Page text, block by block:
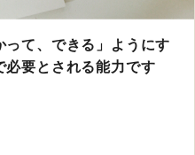
って、できる」ようにす
必要とされる能力です